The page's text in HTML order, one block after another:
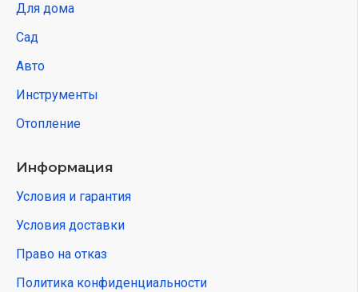
Для дома
Сад
Авто
Инструменты
Отопление
Информация
Условия и гарантия
Условия доставки
Право на отказ
Политика конфиденциальности